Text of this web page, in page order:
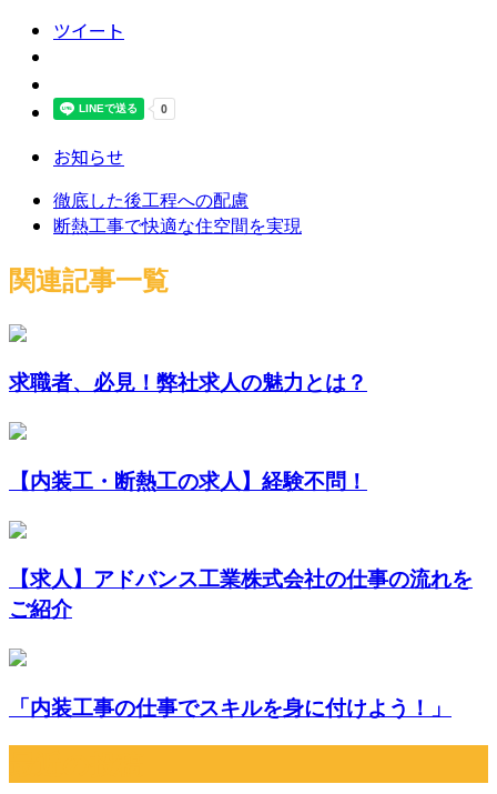
ツイート
お知らせ
徹底した後工程への配慮
断熱工事で快適な住空間を実現
関連記事一覧
求職者、必見！弊社求人の魅力とは？
【内装工・断熱工の求人】経験不問！
【求人】アドバンス工業株式会社の仕事の流れを
ご紹介
「内装工事の仕事でスキルを身に付けよう！」